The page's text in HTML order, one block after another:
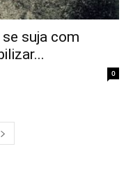
suja com
0